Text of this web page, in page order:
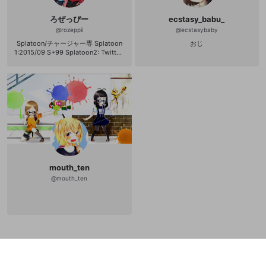
ろぜっぴー
@rozeppii
Splatoon/チャージャー専 Splatoon
1:2015/09 S+99 Splatoon2: Twitter:
ecstasy_babu_
@ecstasybaby
おじ
mouth_ten
@mouth_ten